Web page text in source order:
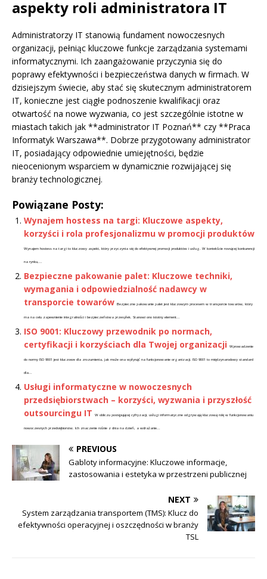
aspekty roli administratora IT
Administratorzy IT stanowią fundament nowoczesnych
organizacji, pełniąc kluczowe funkcje zarządzania systemami
informatycznymi. Ich zaangażowanie przyczynia się do
poprawy efektywności i bezpieczeństwa danych w firmach. W
dzisiejszym świecie, aby stać się skutecznym administratorem
IT, konieczne jest ciągłe podnoszenie kwalifikacji oraz
otwartość na nowe wyzwania, co jest szczególnie istotne w
miastach takich jak **administrator IT Poznań** czy **Praca
Informatyk Warszawa**. Dobrze przygotowany administrator
IT, posiadający odpowiednie umiejętności, będzie
nieocenionym wsparciem w dynamicznie rozwijającej się
branży technologicznej.
Powiązane Posty:
Wynajem hostess na targi: Kluczowe aspekty,
korzyści i rola profesjonalizmu w promocji produktów
Wynajem hostess na targi to kluczowy aspekt, który przyczynia się do efektywnej promocji produktów i usług. W kontekście rosnącej konkurencji
na rynku,...
Bezpieczne pakowanie palet: Kluczowe techniki,
wymagania i odpowiedzialność nadawcy w
transporcie towarów Bezpieczne pakowanie palet jest kluczowym procesem w transporcie towarów, który
ma na celu zapewnienie integralności i bezpieczeństwa przesyłek. Stanowi ono istotny element...
ISO 9001: Kluczowy przewodnik po normach,
certyfikacji i korzyściach dla Twojej organizacji
Wprowadzenie
do normy ISO 9001 jest kluczowe dla zrozumienia, jak może ona wpłynąć na funkcjonowanie organizacji. ISO 9001 to międzynarodowy standard
dla...
Usługi informatyczne w nowoczesnych
przedsiębiorstwach – korzyści, wyzwania i przyszłość
outsourcingu IT
W obliczu postępującej cyfryzacji, usługi informatyczne odgrywają kluczową rolę w funkcjonowaniu
nowoczesnych przedsiębiorstw. Ich znaczenie rośnie z dnia na dzień, a wdrażanie...
PREVIOUS
Gabloty informacyjne: Kluczowe informacje,
zastosowania i estetyka w przestrzeni publicznej
NEXT
System zarządzania transportem (TMS): Klucz do
efektywności operacyjnej i oszczędności w branży
TSL